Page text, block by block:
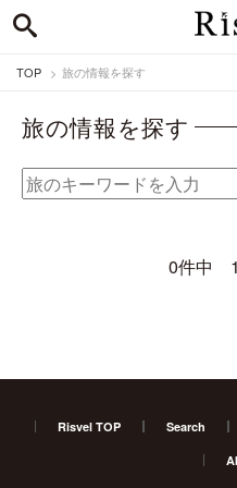
TOP 旅の情報を探す
旅の情報を探す
0件中
Risvel TOP Search